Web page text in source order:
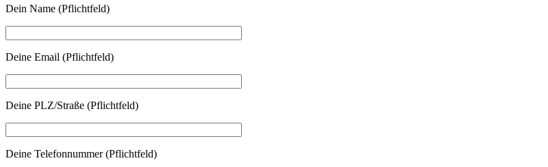
Dein Name (Pflichtfeld)
Deine Email (Pflichtfeld)
Deine PLZ/Straße (Pflichtfeld)
Deine Telefonnummer (Pflichtfeld)